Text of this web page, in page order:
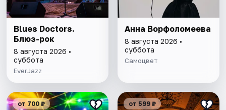
Blues Doctors.
Блюз-рок
8 августа 2026 •
суббота
EverJazz
Анна Ворфоломеева
8 августа 2026 •
суббота
Самоцвет
от 700 ₽ от 599 ₽